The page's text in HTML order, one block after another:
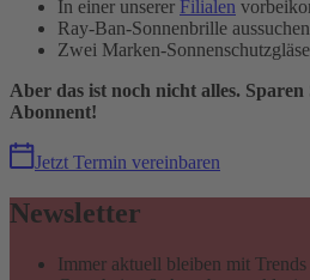
In einer unserer Filialen
Ray-Ban-Sonnenbrille
Zwei Marken-
Aber das ist noch nicht alles.
Abonnent!
Jetzt Termin vereinbaren
Newsletter
Immer aktuell bleiben mit